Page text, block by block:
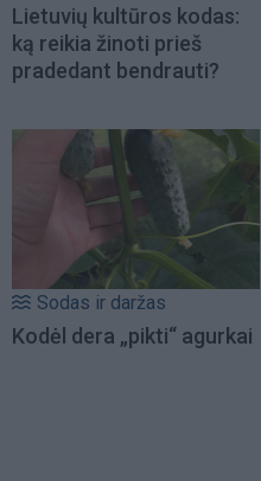
Lietuvių kultūros kodas:
ką reikia žinoti prieš
pradedant bendrauti?
Sodas ir daržas
Kodėl dera „pikti“ agurkai